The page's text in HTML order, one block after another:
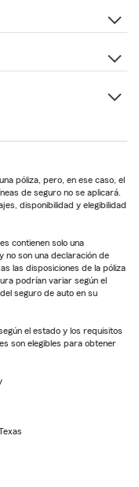
póliza, pero, en ese caso, el
de seguro no se aplicará.
disponibilidad y elegibilidad
contienen solo una
no son una declaración de
las disposiciones de la póliza
podrían variar según el
seguro de auto en su
el estado y los requisitos
son elegibles para obtener